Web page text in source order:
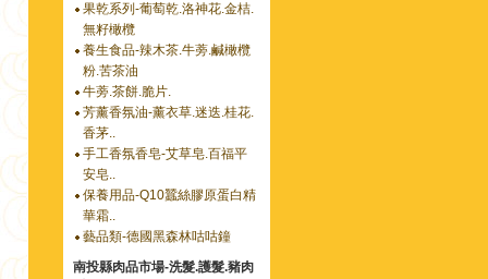
果乾系列-葡萄乾.洛神花.金桔.
無籽橄欖
養生食品-辣木茶.牛蒡.鹹橄欖
粉.苦茶油
牛蒡.茶餅.脆片.
芳薰香氛油-薰衣草.迷迭.桂花.
香茅..
手工香氛香皂-艾草皂.百福平
安皂..
保養用品-Q10蠶絲膠原蛋白精
華霜..
藝品類-德國黑森林咕咕鐘
南投縣肉品市場-洗髮.護髮.豬肉